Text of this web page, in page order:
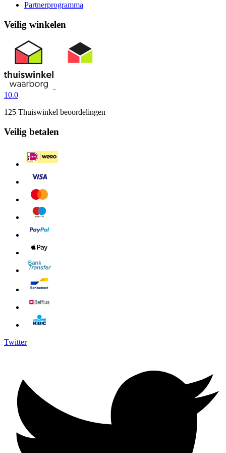
Partnerprogramma
Veilig winkelen
10.0
125 Thuiswinkel beoordelingen
Veilig betalen
Twitter